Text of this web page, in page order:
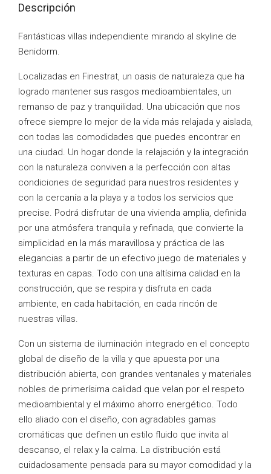
Descripción
Fantásticas villas independiente mirando al skyline de
Benidorm.
Localizadas en Finestrat, un oasis de naturaleza que ha
logrado mantener sus rasgos medioambientales, un
remanso de paz y tranquilidad. Una ubicación que nos
ofrece siempre lo mejor de la vida más relajada y aislada,
con todas las comodidades que puedes encontrar en
una ciudad. Un hogar donde la relajación y la integración
con la naturaleza conviven a la perfección con altas
condiciones de seguridad para nuestros residentes y
con la cercanía a la playa y a todos los servicios que
precise. Podrá disfrutar de una vivienda amplia, definida
por una atmósfera tranquila y refinada, que convierte la
simplicidad en la más maravillosa y práctica de las
elegancias a partir de un efectivo juego de materiales y
texturas en capas. Todo con una altísima calidad en la
construcción, que se respira y disfruta en cada
ambiente, en cada habitación, en cada rincón de
nuestras villas.
Con un sistema de iluminación integrado en el concepto
global de diseño de la villa y que apuesta por una
distribución abierta, con grandes ventanales y materiales
nobles de primerísima calidad que velan por el respeto
medioambiental y el máximo ahorro energético. Todo
ello aliado con el diseño, con agradables gamas
cromáticas que definen un estilo fluido que invita al
descanso, el relax y la calma. La distribución está
cuidadosamente pensada para su mayor comodidad y la